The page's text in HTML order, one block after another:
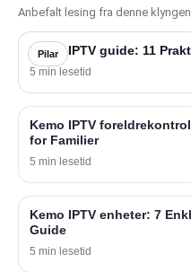
Anbefalt lesing fra denne klyngen.
Pilar
Kemo IPTV guide: 11
5 min lesetid
Kemo IPTV
for Familier
5 min lesetid
Kemo IPTV enheter: 7
Guide
5 min lesetid